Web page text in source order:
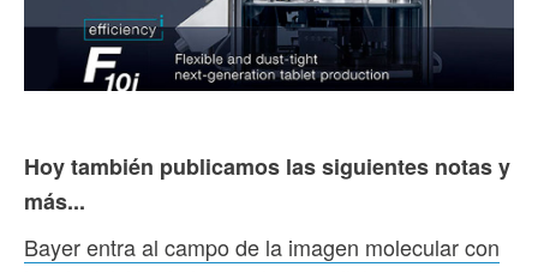
Hoy también publicamos las siguientes notas y
más...
Bayer entra al campo de la imagen molecular con